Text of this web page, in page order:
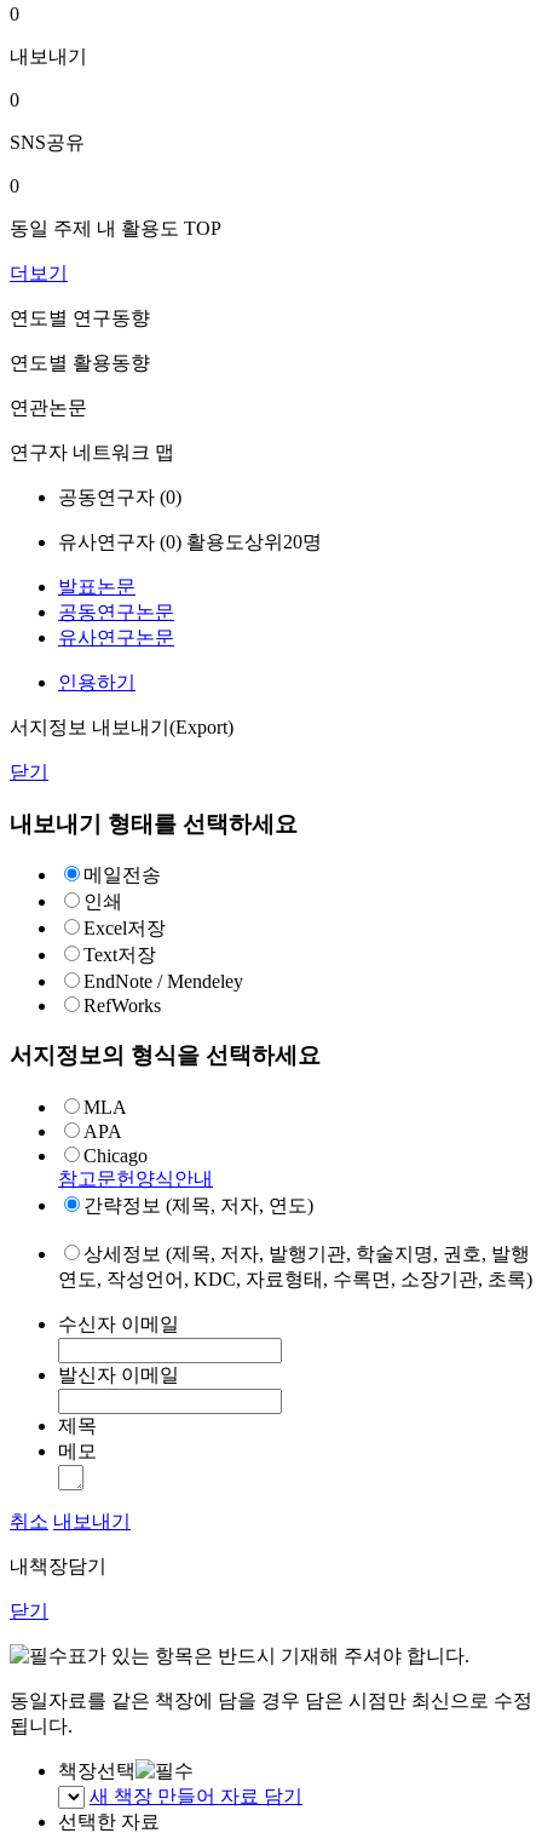
0
내보내기
0
SNS공유
0
동일 주제 내 활용도 TOP
더보기
연도별 연구동향
연도별 활용동향
연관논문
연구자 네트워크 맵
공동연구자 (0)
유사연구자 (0) 활용도상위20명
발표논문
공동연구논문
유사연구논문
인용하기
서지정보 내보내기(Export)
닫기
내보내기 형태를 선택하세요
메일전송
인쇄
Excel저장
Text저장
EndNote / Mendeley
RefWorks
서지정보의 형식을 선택하세요
MLA
APA
Chicago
참고문헌양식안내
간략정보 (제목, 저자, 연도)
상세정보 (제목, 저자, 발행기관, 학술지명, 권호, 발행
연도, 작성언어, KDC, 자료형태, 수록면, 소장기관, 초록)
수신자 이메일
발신자 이메일
제목
메모
취소 내보내기
내책장담기
닫기
표가 있는 항목은 반드시 기재해 주셔야 합니다.
동일자료를 같은 책장에 담을 경우 담은 시점만 최신으로 수정
됩니다.
책장선택
새 책장 만들어 자료 담기
선택한 자료